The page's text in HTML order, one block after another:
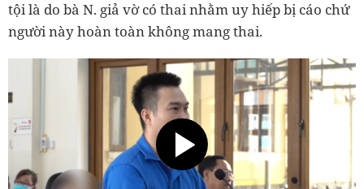
tội là do bà N. giả vờ có thai nhằm uy hiếp bị cáo chứ
người này hoàn toàn không mang thai.